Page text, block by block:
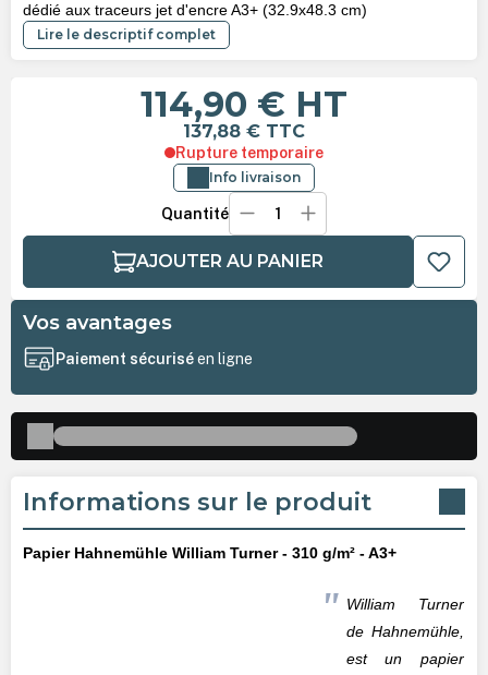
dédié aux traceurs jet d'encre A3+ (32.9x48.3 cm)
Lire le descriptif complet
114,90 € HT
137,88 € TTC
Rupture temporaire
Info livraison
Quantité
AJOUTER AU PANIER
Vos avantages
Paiement sécuriséen ligne
Informations sur le produit
Papier HahnemühleWilliam Turner - 310 g/m² - A3+
William Turner
de Hahnemühle,
est un papier